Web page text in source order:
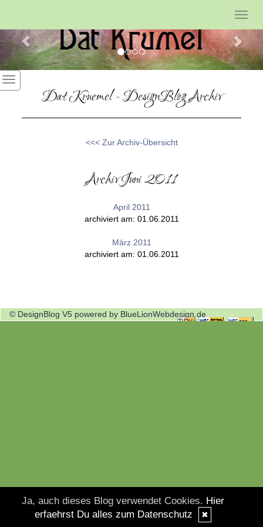
Dat Kruemel - DesignBlog Archiv
<<< Zur Archiv-Übersicht
Archiv Juni 2011
April 2011
archiviert am: 01.06.2011
März 2011
archiviert am: 01.06.2011
© DesignBlog V5 powered by BlueLionWebdesign.de
Ja, auch dieses Blog verwendet Cookies. Hier
erfaehrst Du alles zum Datenschutz
✖